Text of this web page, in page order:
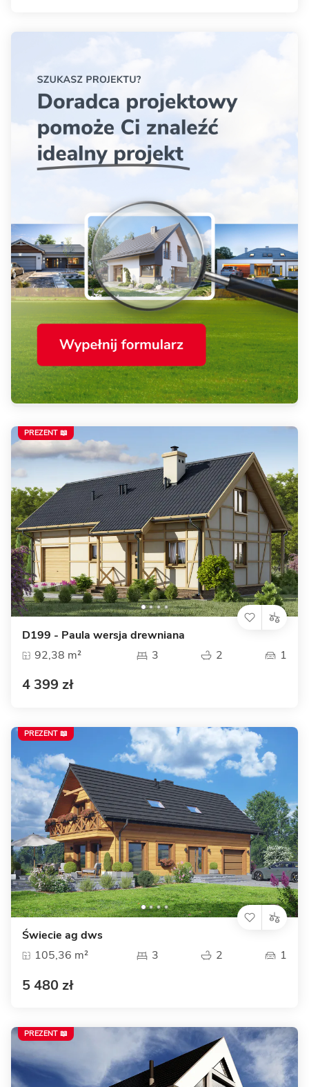
D199 - Paula wersja drewniana
92,38 m²
3 2 1
4 399 zł
PREZENT 📖
Świecie ag dws
105,36 m²
3 2 1
5 480 zł
PREZENT 📖
PREZENT 📖